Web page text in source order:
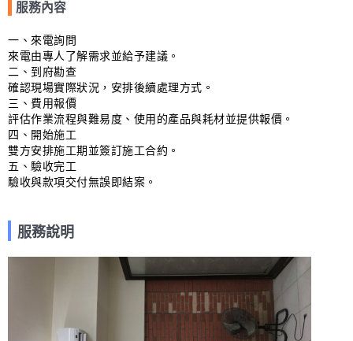
服務內容
一、來電詢問
來電由專人了解需求並給予建議。
二、到府勘查
確認現場實際狀況，安排後續處理方式。
三、費用報價
評估作業流程與難易度、使用的產品與耗材並提供報價。
四、開始施工
雙方安排施工期並簽訂施工合約。
五、驗收完工
驗收與款項交付無誤即結案。
服務說明